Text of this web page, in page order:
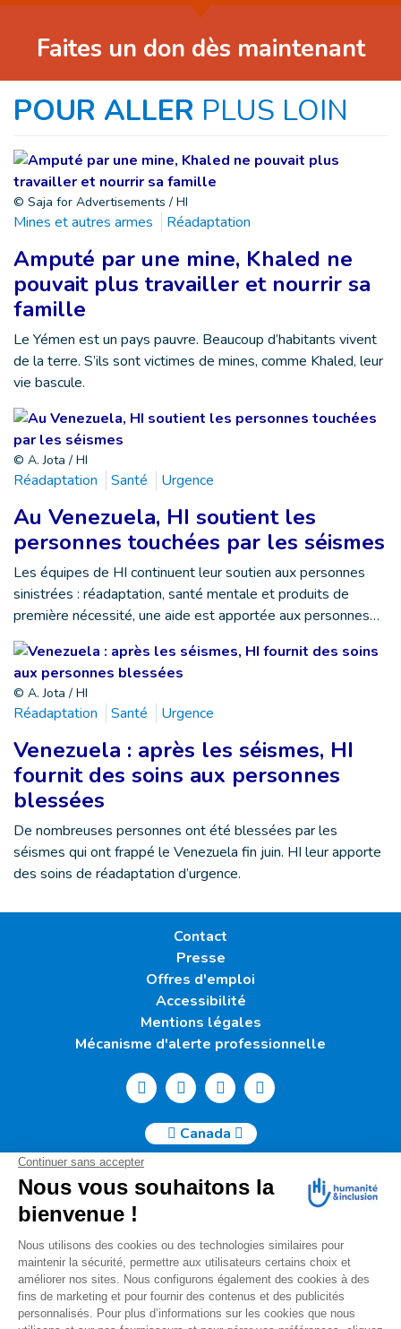
Faites un don dès maintenant
POUR ALLER PLUS LOIN
© Saja for Advertisements / HI
Mines et autres armes Réadaptation
Amputé par une mine, Khaled ne
pouvait plus travailler et nourrir sa
famille
Le Yémen est un pays pauvre. Beaucoup d’habitants vivent
de la terre. S’ils sont victimes de mines, comme Khaled, leur
vie bascule.
© A. Jota / HI
Réadaptation Santé Urgence
Au Venezuela, HI soutient les
personnes touchées par les séismes
Les équipes de HI continuent leur soutien aux personnes
sinistrées : réadaptation, santé mentale et produits de
première nécessité, une aide est apportée aux personnes…
© A. Jota / HI
Réadaptation Santé Urgence
Venezuela : après les séismes, HI
fournit des soins aux personnes
blessées
De nombreuses personnes ont été blessées par les
séismes qui ont frappé le Venezuela fin juin. HI leur apporte
des soins de réadaptation d’urgence.
Contact
Presse
Offres d'emploi
Accessibilité
Mentions légales
Mécanisme d'alerte professionnelle
Canada
Humanité & Inclusion Canada | 50, Sainte-Catherine Ouest -
Suite 500b | H2X 3V4 Montréal
info@canada.hi.org
Tél. : (514) 908-2813